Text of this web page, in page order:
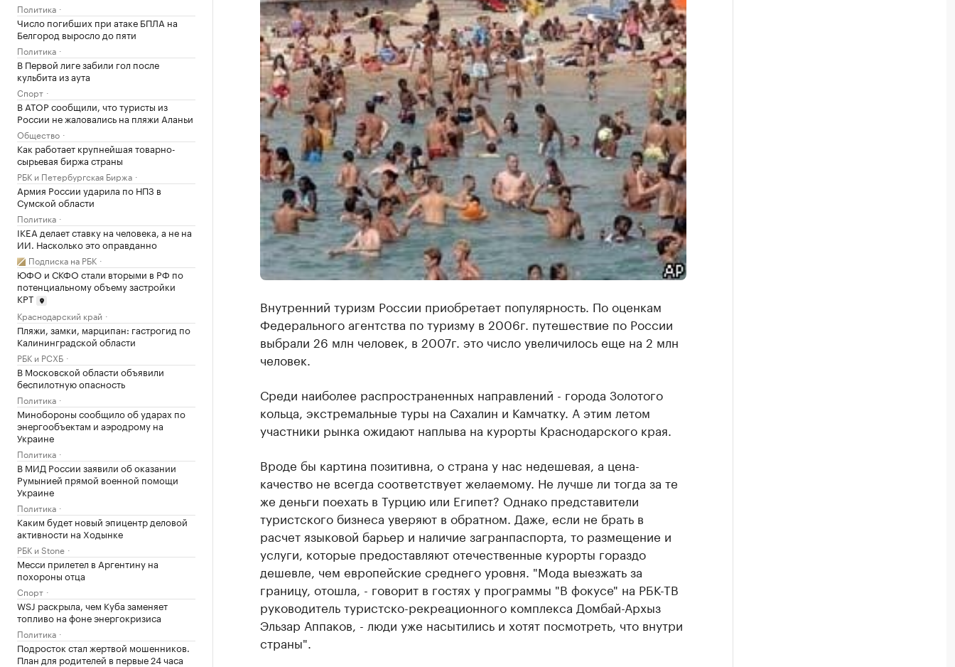
Политика
Число погибших при атаке БПЛА на
Белгород выросло до пяти
Политика
В Первой лиге забили гол после
кульбита из аута
Спорт
В АТОР сообщили, что туристы из
России не жаловались на пляжи Аланьи
Общество
Как работает крупнейшая товарно-
сырьевая биржа страны
РБК и Петербургская Биржа
Армия России ударила по НПЗ в
Сумской области
Политика
IKEA делает ставку на человека, а не на
ИИ. Насколько это оправданно
Подписка на РБК
ЮФО и СКФО стали вторыми в РФ по
потенциальному объему застройки
КРТ
Краснодарский край
Пляжи, замки, марципан: гастрогид по
Калининградской области
РБК и РСХБ
В Московской области объявили
беспилотную опасность
Политика
Минобороны сообщило об ударах по
энергообъектам и аэродрому на
Украине
Политика
В МИД России заявили об оказании
Румынией прямой военной помощи
Украине
Политика
Каким будет новый эпицентр деловой
активности на Ходынке
РБК и Stone
Месси прилетел в Аргентину на
похороны отца
Спорт
WSJ раскрыла, чем Куба заменяет
топливо на фоне энергокризиса
Политика
Подросток стал жертвой мошенников.
План для родителей в первые 24 часа
Внутренний туризм России приобретает популярность. По оценкам
Федерального агентства по туризму в 2006г. путешествие по России
выбрали 26 млн человек, в 2007г. это число увеличилось еще на 2 млн
человек.
Среди наиболее распространенных направлений - города Золотого
кольца, экстремальные туры на Сахалин и Камчатку. А этим летом
участники рынка ожидают наплыва на курорты Краснодарского края.
Вроде бы картина позитивна, о страна у нас недешевая, а цена-
качество не всегда соответствует желаемому. Не лучше ли тогда за те
же деньги поехать в Турцию или Египет? Однако представители
туристского бизнеса уверяют в обратном. Даже, если не брать в
расчет языковой барьер и наличие загранпаспорта, то размещение и
услуги, которые предоставляют отечественные курорты гораздо
дешевле, чем европейские среднего уровня. "Мода выезжать за
границу, отошла, - говорит в гостях у программы "В фокусе" на РБК-ТВ
руководитель туристско-рекреационного комплекса Домбай-Архыз
Эльзар Аппаков, - люди уже насытились и хотят посмотреть, что внутри
страны".